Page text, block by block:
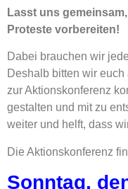
Lasst uns
Proteste vorbereiten!
Dabei brauchen wir
Deshalb bitten wir
zur Aktionskonferenz
gestalten und mit zu
weiter und helft, dass
Die Aktionskonferenz
Sonntag,